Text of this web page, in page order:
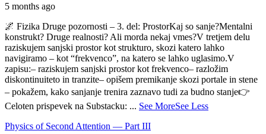
5 months ago
🌌 Fizika Druge pozornosti – 3. del: ProstorKaj so sanje?Mentalni
konstrukt? Druge realnosti? Ali morda nekaj vmes?V tretjem delu
raziskujem sanjski prostor kot strukturo, skozi katero lahko
navigiramo – kot “frekvenco”, na katero se lahko uglasimo.V
zapisu:– raziskujem sanjski prostor kot frekvenco– razložim
diskontinuiteto in tranzite– opišem premikanje skozi portale in stene
– pokažem, kako sanjanje trenira zaznavo tudi za budno stanje👉
Celoten prispevek na Substacku: ... See MoreSee Less
Physics of Second Attention — Part III